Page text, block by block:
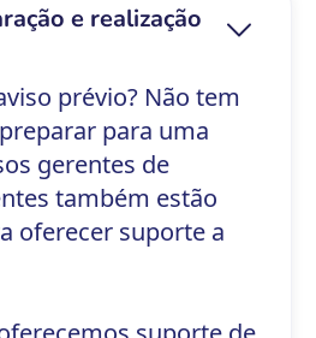
e realização
prévio? Não tem
para uma
gerentes de
também estão
oferecer suporte a